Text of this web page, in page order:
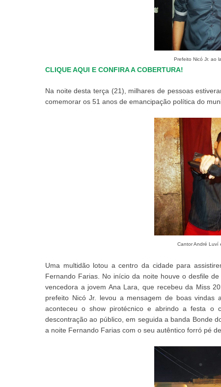
Prefeito Nicó Jr. ao
CLIQUE AQUI E CONFIRA A COBERTURA!
Na noite desta terça (21), milhares de pessoas
comemorar os 51 anos de emancipação política do
Cantor André Luví
Uma multidão lotou a centro da cidade para
Fernando Farias. No início da noite houve o desfile
vencedora a jovem Ana Lara, que recebeu da Miss
prefeito Nicó Jr. levou a mensagem de boas
aconteceu o show pirotécnico e abrindo a festa o
descontração ao público, em seguida a banda Bonde
a noite Fernando Farias com o seu autêntico forró pé